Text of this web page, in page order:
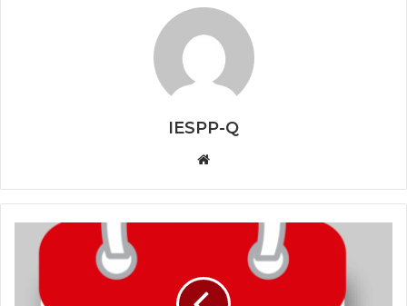
IESPP-Q
Website